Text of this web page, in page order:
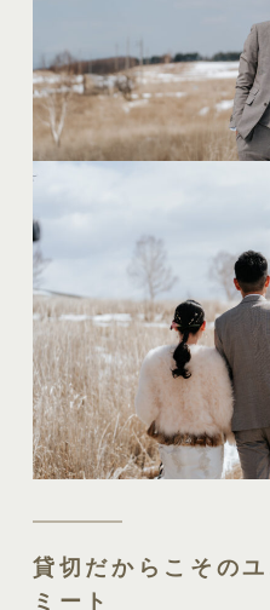
貸切だからこその
ミート